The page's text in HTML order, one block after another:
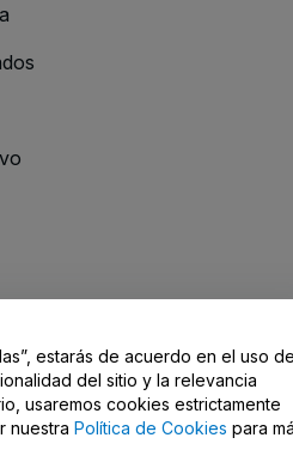
Contacto
estarás de acuerdo en el uso
del sitio y la relevancia
usaremos cookies estrictamente
nuestra Política de Cookies para